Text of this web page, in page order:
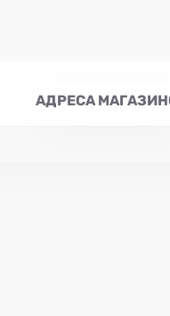
АДРЕСА